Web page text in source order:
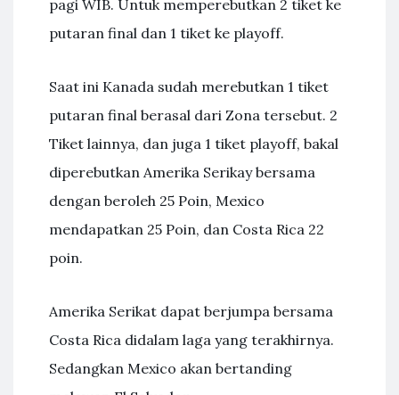
pagi WIB. Untuk memperebutkan 2 tiket ke
putaran final dan 1 tiket ke playoff.
Saat ini Kanada sudah merebutkan 1 tiket
putaran final berasal dari Zona tersebut. 2
Tiket lainnya, dan juga 1 tiket playoff, bakal
diperebutkan Amerika Serikay bersama
dengan beroleh 25 Poin, Mexico
mendapatkan 25 Poin, dan Costa Rica 22
poin.
Amerika Serikat dapat berjumpa bersama
Costa Rica didalam laga yang terakhirnya.
Sedangkan Mexico akan bertanding